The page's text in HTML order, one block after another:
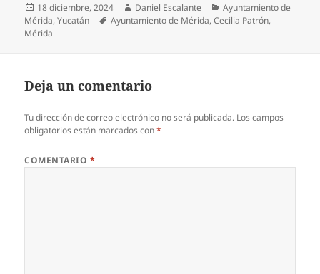
Publicado
el
18 diciembre, 2024 Autor
Daniel Escalante Categorías
Ayuntamiento de
Mérida,Yucatán Etiquetas
Ayuntamiento de Mérida,Cecilia Patrón,
Mérida
Deja un comentario
Tu dirección de correo electrónico no será publicada. Los campos
obligatorios están marcados con*
COMENTARIO *